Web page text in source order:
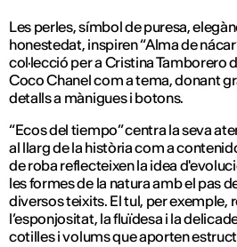
Les perles, símbol de puresa,
honestedat, inspiren “Alma de
col·lecció per a Cristina Tamborero
Coco Chanel com a tema, donant
detalls a mànigues i botons.
“Ecos del tiempo” centra la seva
al llarg de la història com a
de roba reflecteixen la idea
les formes de la natura amb el pas
diversos teixits. El tul, per exemple,
l’esponjositat, la fluïdesa i la
cotilles i volums que aporten